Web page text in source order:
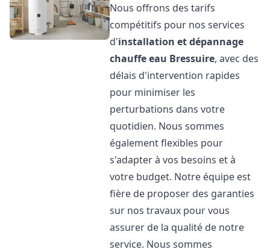
Nous offrons des tarifs
compétitifs pour nos services
d'installation et dépannage
chauffe eau Bressuire, avec des
délais d'intervention rapides
pour minimiser les
perturbations dans votre
quotidien. Nous sommes
également flexibles pour
s'adapter à vos besoins et à
votre budget. Notre équipe est
fière de proposer des garanties
sur nos travaux pour vous
assurer de la qualité de notre
service. Nous sommes